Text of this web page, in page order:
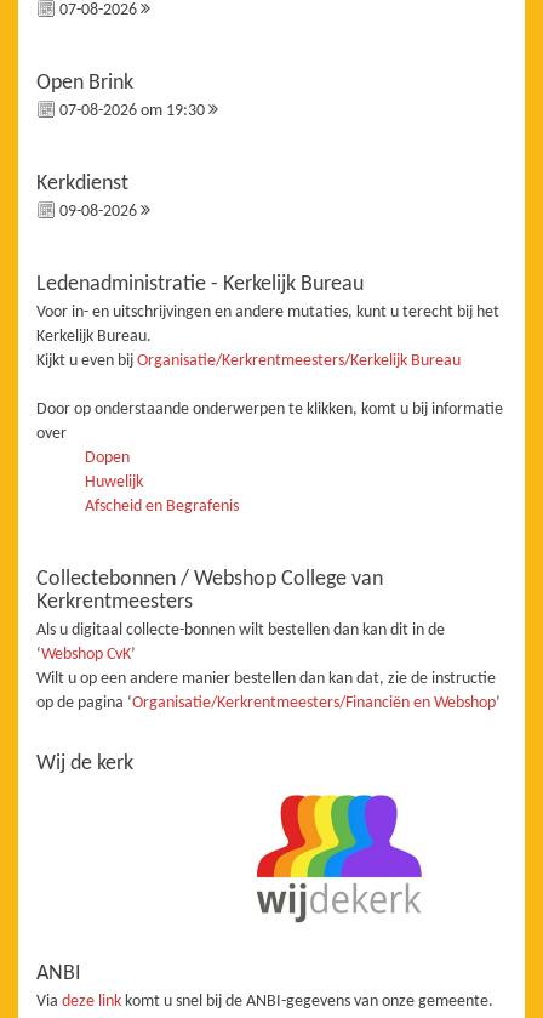
07-08-2026
Open Brink
07-08-2026 om 19:30
Kerkdienst
09-08-2026
Ledenadministratie - Kerkelijk Bureau
Voor in- en uitschrijvingen en andere mutaties, kunt u terecht bij het
Kerkelijk Bureau.
Kijkt u even bij Organisatie/Kerkrentmeesters/Kerkelijk Bureau
Door op onderstaande onderwerpen te klikken, komt u bij informatie
over
Dopen
Huwelijk
Afscheid en Begrafenis
Collectebonnen / Webshop College van
Kerkrentmeesters
Als u digitaal collecte-bonnen wilt bestellen dan kan dit in de
‘Webshop CvK’
Wilt u op een andere manier bestellen dan kan dat, zie de instructie
op de pagina ‘Organisatie/Kerkrentmeesters/Financiën en Webshop’
Wij de kerk
ANBI
Via deze link komt u snel bij de ANBI-gegevens van onze gemeente.